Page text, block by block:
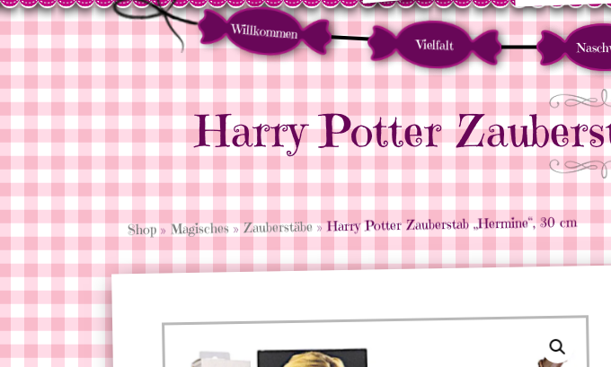
Willkommen
Vielfalt
Harry Potter
Shop»Magisches»Zauberstäbe» Harry Potter Zauberstab „Hermine“, 30 cm